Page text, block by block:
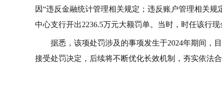
因“违反金融统计管理相关规定；违反账户管理相关
中心支行开出2236.5万元大额罚单。当时，时任该行
据悉，该项处罚涉及的事项发生于2024年期间，
接受处罚决定，后续将不断优化长效机制，夯实依法合